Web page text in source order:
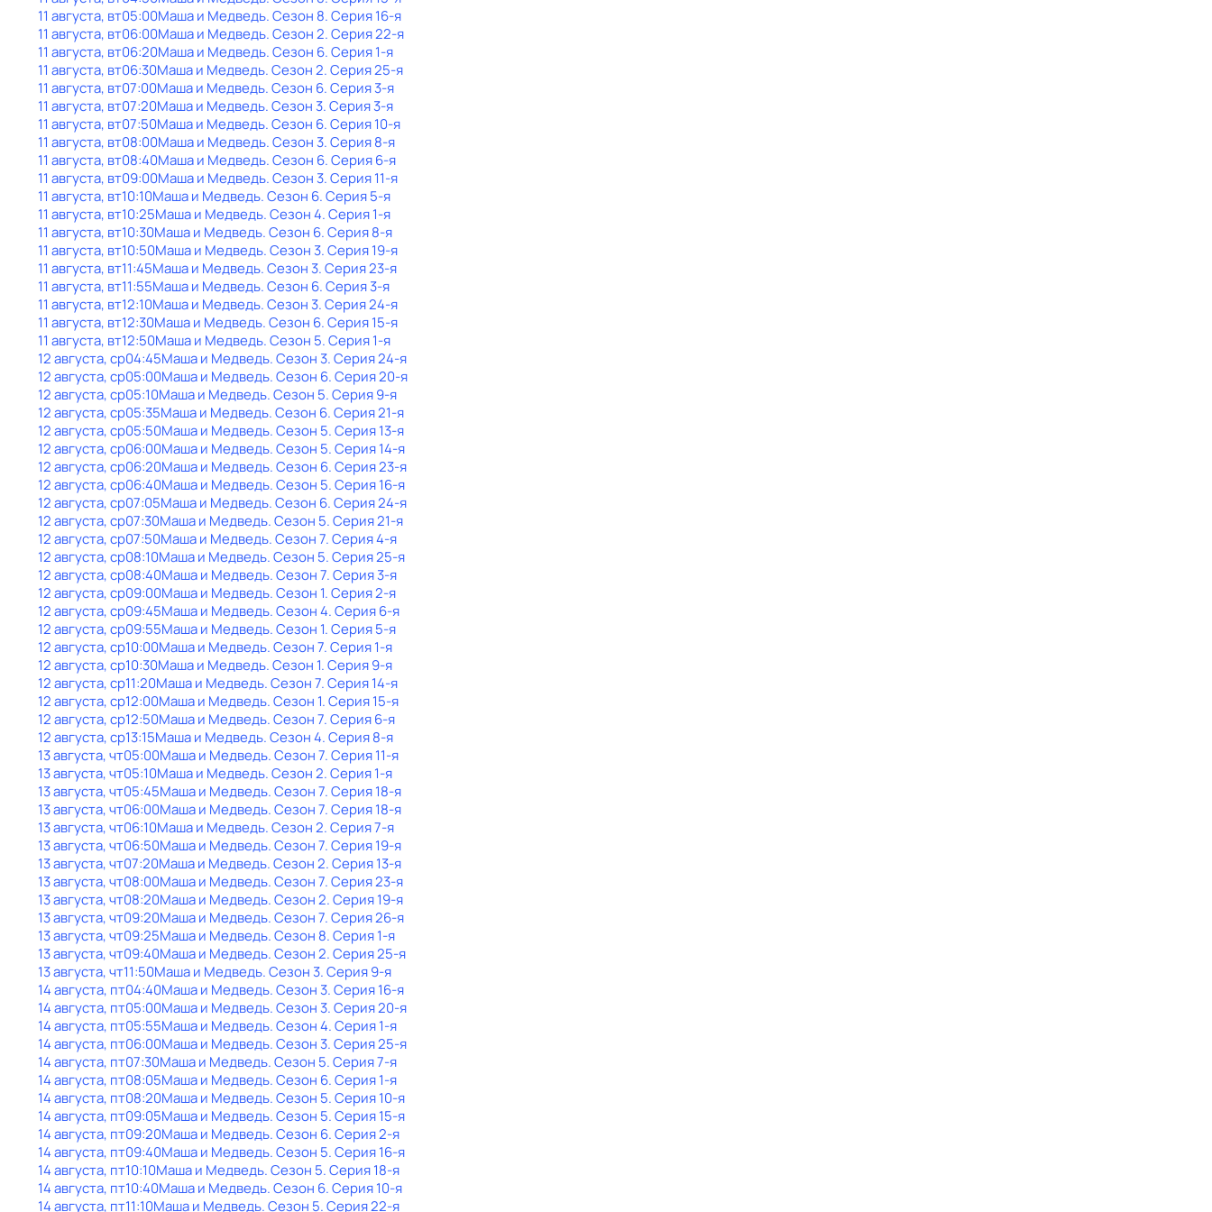
11 августа, вт05:00Маша и Медведь. Сезон 8. Серия 16-я
11 августа, вт06:00Маша и Медведь. Сезон 2. Серия 22-я
11 августа, вт06:20Маша и Медведь. Сезон 6. Серия 1-я
11 августа, вт06:30Маша и Медведь. Сезон 2. Серия 25-я
11 августа, вт07:00Маша и Медведь. Сезон 6. Серия 3-я
11 августа, вт07:20Маша и Медведь. Сезон 3. Серия 3-я
11 августа, вт07:50Маша и Медведь. Сезон 6. Серия 10-я
11 августа, вт08:00Маша и Медведь. Сезон 3. Серия 8-я
11 августа, вт08:40Маша и Медведь. Сезон 6. Серия 6-я
11 августа, вт09:00Маша и Медведь. Сезон 3. Серия 11-я
11 августа, вт10:10Маша и Медведь. Сезон 6. Серия 5-я
11 августа, вт10:25Маша и Медведь. Сезон 4. Серия 1-я
11 августа, вт10:30Маша и Медведь. Сезон 6. Серия 8-я
11 августа, вт10:50Маша и Медведь. Сезон 3. Серия 19-я
11 августа, вт11:45Маша и Медведь. Сезон 3. Серия 23-я
11 августа, вт11:55Маша и Медведь. Сезон 6. Серия 3-я
11 августа, вт12:10Маша и Медведь. Сезон 3. Серия 24-я
11 августа, вт12:30Маша и Медведь. Сезон 6. Серия 15-я
11 августа, вт12:50Маша и Медведь. Сезон 5. Серия 1-я
12 августа, ср04:45Маша и Медведь. Сезон 3. Серия 24-я
12 августа, ср05:00Маша и Медведь. Сезон 6. Серия 20-я
12 августа, ср05:10Маша и Медведь. Сезон 5. Серия 9-я
12 августа, ср05:35Маша и Медведь. Сезон 6. Серия 21-я
12 августа, ср05:50Маша и Медведь. Сезон 5. Серия 13-я
12 августа, ср06:00Маша и Медведь. Сезон 5. Серия 14-я
12 августа, ср06:20Маша и Медведь. Сезон 6. Серия 23-я
12 августа, ср06:40Маша и Медведь. Сезон 5. Серия 16-я
12 августа, ср07:05Маша и Медведь. Сезон 6. Серия 24-я
12 августа, ср07:30Маша и Медведь. Сезон 5. Серия 21-я
12 августа, ср07:50Маша и Медведь. Сезон 7. Серия 4-я
12 августа, ср08:10Маша и Медведь. Сезон 5. Серия 25-я
12 августа, ср08:40Маша и Медведь. Сезон 7. Серия 3-я
12 августа, ср09:00Маша и Медведь. Сезон 1. Серия 2-я
12 августа, ср09:45Маша и Медведь. Сезон 4. Серия 6-я
12 августа, ср09:55Маша и Медведь. Сезон 1. Серия 5-я
12 августа, ср10:00Маша и Медведь. Сезон 7. Серия 1-я
12 августа, ср10:30Маша и Медведь. Сезон 1. Серия 9-я
12 августа, ср11:20Маша и Медведь. Сезон 7. Серия 14-я
12 августа, ср12:00Маша и Медведь. Сезон 1. Серия 15-я
12 августа, ср12:50Маша и Медведь. Сезон 7. Серия 6-я
12 августа, ср13:15Маша и Медведь. Сезон 4. Серия 8-я
13 августа, чт05:00Маша и Медведь. Сезон 7. Серия 11-я
13 августа, чт05:10Маша и Медведь. Сезон 2. Серия 1-я
13 августа, чт05:45Маша и Медведь. Сезон 7. Серия 18-я
13 августа, чт06:00Маша и Медведь. Сезон 7. Серия 18-я
13 августа, чт06:10Маша и Медведь. Сезон 2. Серия 7-я
13 августа, чт06:50Маша и Медведь. Сезон 7. Серия 19-я
13 августа, чт07:20Маша и Медведь. Сезон 2. Серия 13-я
13 августа, чт08:00Маша и Медведь. Сезон 7. Серия 23-я
13 августа, чт08:20Маша и Медведь. Сезон 2. Серия 19-я
13 августа, чт09:20Маша и Медведь. Сезон 7. Серия 26-я
13 августа, чт09:25Маша и Медведь. Сезон 8. Серия 1-я
13 августа, чт09:40Маша и Медведь. Сезон 2. Серия 25-я
13 августа, чт11:50Маша и Медведь. Сезон 3. Серия 9-я
14 августа, пт04:40Маша и Медведь. Сезон 3. Серия 16-я
14 августа, пт05:00Маша и Медведь. Сезон 3. Серия 20-я
14 августа, пт05:55Маша и Медведь. Сезон 4. Серия 1-я
14 августа, пт06:00Маша и Медведь. Сезон 3. Серия 25-я
14 августа, пт07:30Маша и Медведь. Сезон 5. Серия 7-я
14 августа, пт08:05Маша и Медведь. Сезон 6. Серия 1-я
14 августа, пт08:20Маша и Медведь. Сезон 5. Серия 10-я
14 августа, пт09:05Маша и Медведь. Сезон 5. Серия 15-я
14 августа, пт09:20Маша и Медведь. Сезон 6. Серия 2-я
14 августа, пт09:40Маша и Медведь. Сезон 5. Серия 16-я
14 августа, пт10:10Маша и Медведь. Сезон 5. Серия 18-я
14 августа, пт10:40Маша и Медведь. Сезон 6. Серия 10-я
14 августа, пт11:10Маша и Медведь. Сезон 5. Серия 22-я